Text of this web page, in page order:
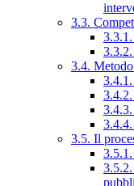
3.3.
3.4.
3.5. Il